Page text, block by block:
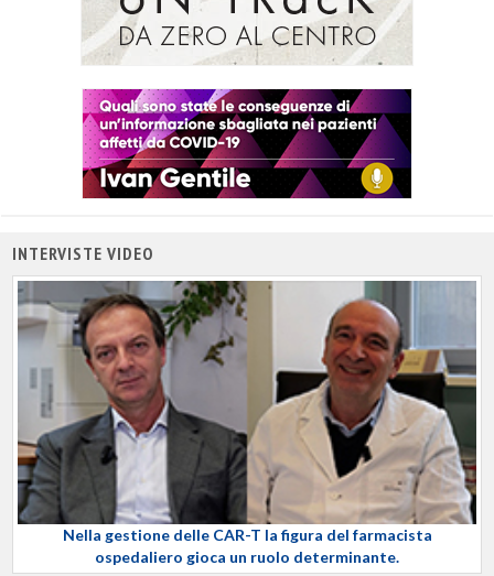
INTERVISTE VIDEO
Nella gestione delle CAR-T la figura del farmacista
ospedaliero gioca un ruolo determinante.